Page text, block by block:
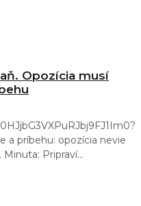
Opozícia musí
komunikovať ani vlastný program. Minuta: Pripraví...